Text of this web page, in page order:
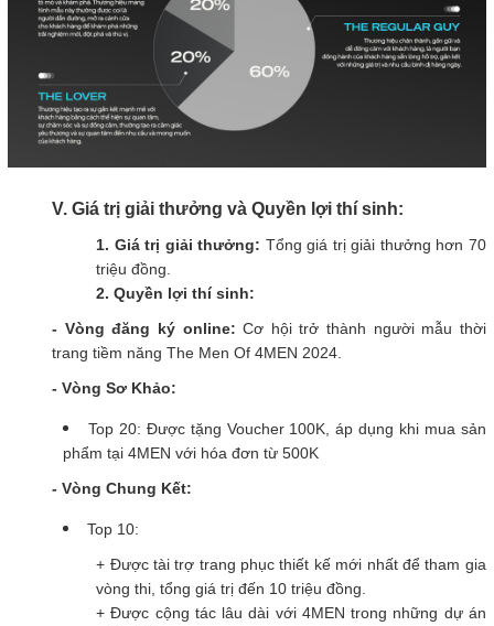
V. Giá trị giải thưởng và Quyền lợi thí sinh:
1. Giá trị giải thưởng: Tổng giá trị giải thưởng hơn 70
triệu đồng.
2.Quyền lợi thí sinh:
- Vòng đăng ký online:Cơ hội trở thành người mẫu thời
trang tiềm năng The Men Of 4MEN 2024.
- Vòng Sơ Khảo:
Top 20: Được tặng Voucher 100K, áp dụng khi mua sản
phẩm tại 4MEN với hóa đơn từ 500K
- Vòng Chung Kết:
Top 10:
+ Được tài trợ trang phục thiết kế mới nhất để tham gia
vòng thi, tổng giá trị đến 10 triệu đồng.
+ Được cộng tác lâu dài với 4MEN trong những dự án